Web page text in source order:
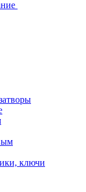
ключи